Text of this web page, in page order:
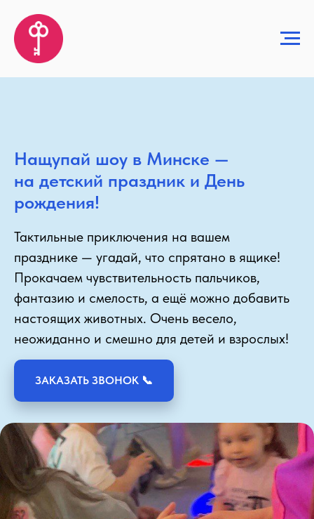
Нащупай шоу в Минске —
на детский праздник и День
рождения!
Тактильные приключения на вашем
празднике — угадай, что спрятано в ящике!
Прокачаем чувствительность пальчиков,
фантазию и смелость, а ещё можно добавить
настоящих животных. Очень весело,
неожиданно и смешно для детей и взрослых!
ЗАКАЗАТЬ ЗВОНОК 📞